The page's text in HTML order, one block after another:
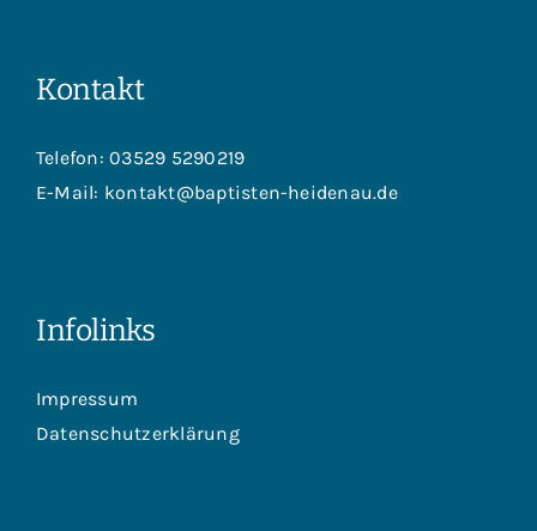
Kontakt
Telefon:03529 5290219
E-Mail: kontakt@baptisten-heidenau.de
Infolinks
Impressum
Datenschutzerklärung